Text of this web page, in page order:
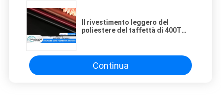
Il rivestimento leggero del
poliestere del taffettà di 400T
dell'ANIMALE DOMESTICO
Continua